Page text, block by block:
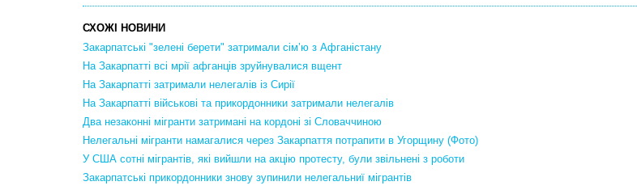
СХОЖІ НОВИНИ
Закарпатські "зелені берети" затримали сім’ю з Афганістану
На Закарпатті всі мрії афганців зруйнувалися вщент
На Закарпатті затримали нелегалів із Сирії
На Закарпатті військові та прикордонники затримали нелегалів
Два незаконні мігранти затримані на кордоні зі Словаччиною
Нелегальні мігранти намагалися через Закарпаття потрапити в Угорщину (Фото)
У США сотні мігрантів, які вийшли на акцію протесту, були звільнені з роботи
Закарпатські прикордонники знову зупинили нелегальниї мігрантів